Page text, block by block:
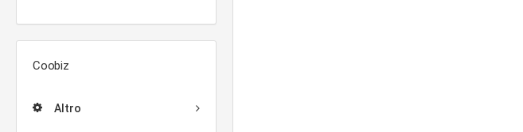
Coobiz
Altro